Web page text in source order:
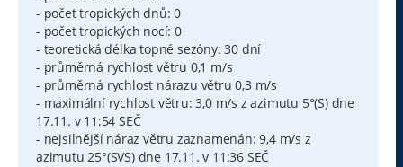
- počet tropických dnů: 0
- počet tropických nocí: 0
- teoretická délka topné sezóny: 30 dní
- průměrná rychlost větru 0,1 m/s
- průměrná rychlost nárazu větru 0,3 m/s
- maximální rychlost větru: 3,0 m/s z azimutu 5°(S) dne
17.11. v 11:54 SEČ
- nejsilnější náraz větru zaznamenán: 9,4 m/s z
azimutu 25°(SVS) dne 17.11. v 11:36 SEČ